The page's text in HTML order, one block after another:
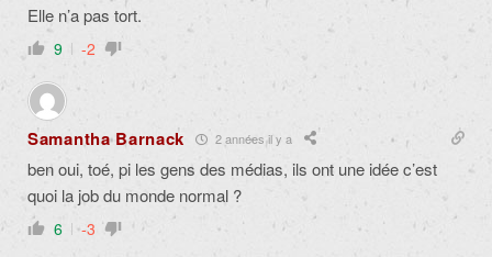
Elle n’a pas tort.
9 -2
Samantha Barnack 2 années il y a
ben oui, toé, pi les gens des médias, ils ont une idée c’est
quoi la job du monde normal ?
6 -3